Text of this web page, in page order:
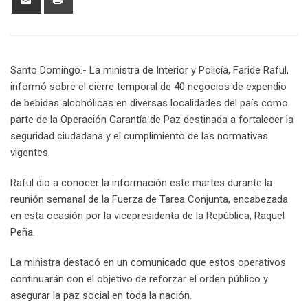
Santo Domingo.- La ministra de Interior y Policía, Faride Raful,
informó sobre el cierre temporal de 40 negocios de expendio
de bebidas alcohólicas en diversas localidades del país como
parte de la Operación Garantía de Paz destinada a fortalecer la
seguridad ciudadana y el cumplimiento de las normativas
vigentes.
Raful dio a conocer la información este martes durante la
reunión semanal de la Fuerza de Tarea Conjunta, encabezada
en esta ocasión por la vicepresidenta de la República, Raquel
Peña.
La ministra destacó en un comunicado que estos operativos
continuarán con el objetivo de reforzar el orden público y
asegurar la paz social en toda la nación.